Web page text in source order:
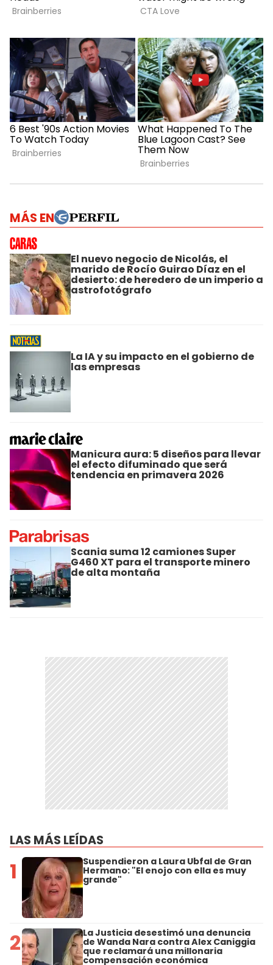
MÁS EN
El nuevo negocio de Nicolás, el
marido de Rocío Guirao Díaz en el
desierto: de heredero de un imperio a
astrofotógrafo
La IA y su impacto en el gobierno de
las empresas
Manicura aura: 5 diseños para llevar
el efecto difuminado que será
tendencia en primavera 2026
Scania suma 12 camiones Super
G460 XT para el transporte minero
de alta montaña
LAS MÁS LEÍDAS
1 Suspendieron a Laura Ubfal de Gran
Hermano: "El enojo con ella es muy
grande"
2 La Justicia desestimó una denuncia
de Wanda Nara contra Alex Caniggia
que reclamará una millonaria
compensación económica